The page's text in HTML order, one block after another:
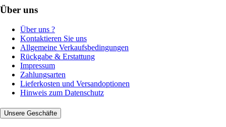
Über uns
Über uns ?
Kontaktieren Sie uns
Allgemeine Verkaufsbedingungen
Rückgabe & Erstattung
Impressum
Zahlungsarten
Lieferkosten und Versandoptionen
Hinweis zum Datenschutz
Unsere Geschäfte